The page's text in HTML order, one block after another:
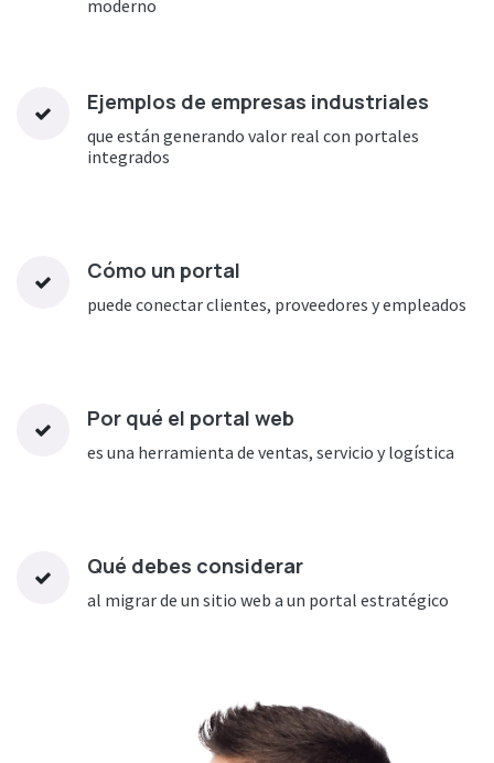
moderno
Ejemplos de empresas industriales
que están generando valor real con portales
integrados
Cómo un portal
puede conectar clientes, proveedores y empleados
Por qué el portal web
es una herramienta de ventas, servicio y logística
Qué debes considerar
al migrar de un sitio web a un portal estratégico